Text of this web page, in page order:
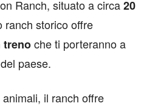
Ranch, situato a circa20
ranch storico offre
trenoche ti porteranno a
paese.
il ranch offre